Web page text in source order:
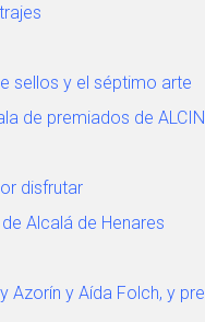
sellos y el séptimo arte
de premiados de
disfrutar
Alcalá de Henares
Azorín y Aída Folch, y